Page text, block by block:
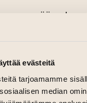
evästeitä
tarjoamamme
median
vapaa pääsy,
,kitara
(1778–1839):